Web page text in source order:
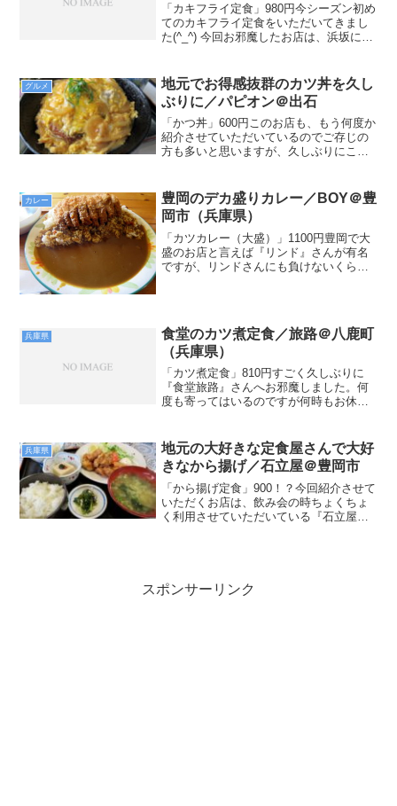
「カキフライ定食」980円今シーズン初め
てのカキフライ定食をいただいてきまし
た(^_^) 今回お邪魔したお店は、浜坂にあ
ってみたいと思っていたのですが、なか
なか行けずじ...
グルメ
地元でお得感抜群のカツ丼を久し
ぶりに／パピオン＠出石
「かつ丼」600円このお店も、もう何度か
紹介させていただいているのでご存じの
方も多いと思いますが、久しぶりにこの
良心的な価格でお腹いっぱいになれるお
店、私みたいな...
カレー
豊岡のデカ盛りカレー／BOY＠豊
岡市（兵庫県）
「カツカレー（大盛）」1100円豊岡で大
盛のお店と言えば『リンド』さんが有名
ですが、リンドさんにも負けないくらい
のお店でこんな大盛...
兵庫県
食堂のカツ煮定食／旅路＠八鹿町
（兵庫県）
「カツ煮定食」810円すごく久しぶりに
『食堂旅路』さんへお邪魔しました。何
度も寄ってはいるのですが何時もお休
兵庫県
地元の大好きな定食屋さんで大好
きなから揚げ／石立屋＠豊岡市
「から揚げ定食」900！？今回紹介させて
いただくお店は、飲み会の時ちょくちょ
く利用させていただいている『石立屋』
スポンサーリンク